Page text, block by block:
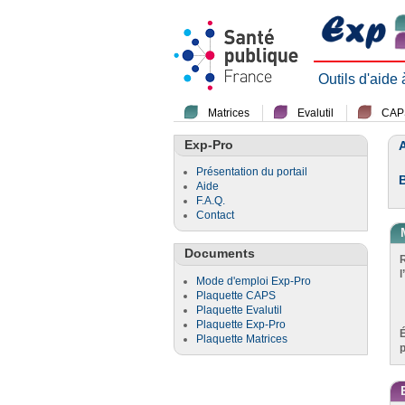
Outils d'aide
Matrices Evalutil
Exp-Pro
Présentation du portail
Aide
F.A.Q.
Contact
Documents
Mode d'emploi Exp-Pro
Plaquette CAPS
Plaquette Evalutil
Plaquette Exp-Pro
Plaquette Matrices